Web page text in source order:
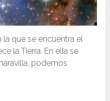
la que se encuentra el
la Tierra. En ella se
podemos